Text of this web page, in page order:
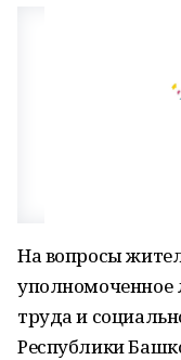
На вопросы
уполномоченное
труда и
Республики